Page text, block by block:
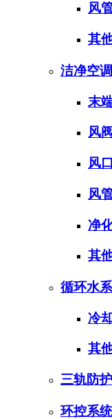
风
其
洁净空调
末
风
风
风
净
其
循环水
冷
其
三轨防
环控系统